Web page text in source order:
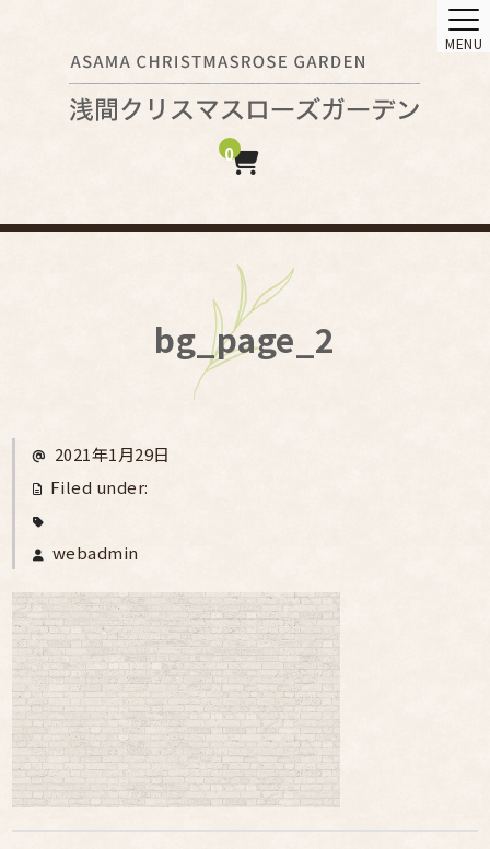
0
MENU
bg_page_2
2021年1月29日
Filed under:
webadmin